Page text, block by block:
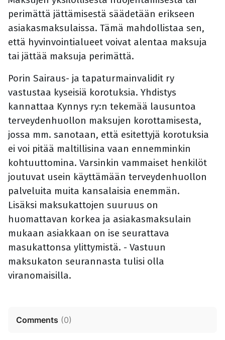
perimättä jättämisestä säädetään erikseen
asiakasmaksulaissa. Tämä mahdollistaa sen,
että hyvinvointialueet voivat alentaa maksuja
tai jättää maksuja perimättä.
Porin Sairaus- ja tapaturmainvalidit ry
vastustaa kyseisiä korotuksia. Yhdistys
kannattaa Kynnys ry:n tekemää lausuntoa
terveydenhuollon maksujen korottamisesta,
jossa mm. sanotaan, että esitettyjä korotuksia
ei voi pitää maltillisina vaan ennemminkin
kohtuuttomina. Varsinkin vammaiset henkilöt
joutuvat usein käyttämään terveydenhuollon
palveluita muita kansalaisia enemmän.
Lisäksi maksukattojen suuruus on
huomattavan korkea ja asiakasmaksulain
mukaan asiakkaan on ise seurattava
masukattonsa ylittymistä. - Vastuun
maksukaton seurannasta tulisi olla
viranomaisilla.
Comments (0)